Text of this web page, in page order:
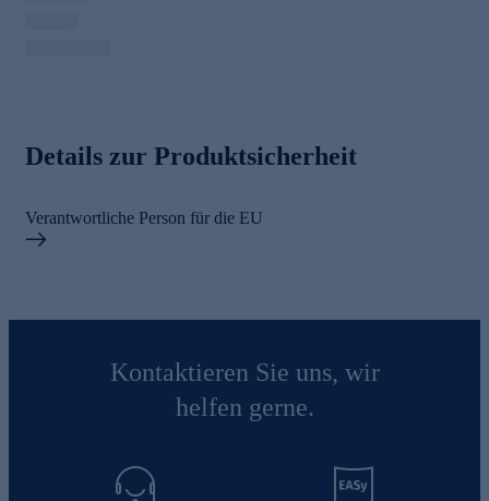
Details zur Produktsicherheit
Verantwortliche Person für die EU
Kontaktieren Sie uns, wir
helfen gerne.